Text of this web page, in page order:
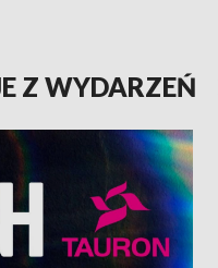
Z WYDARZEŃ